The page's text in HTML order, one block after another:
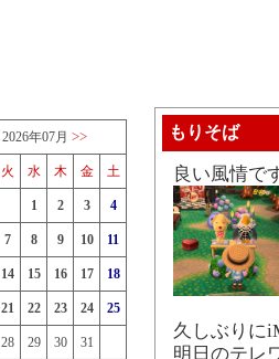
2026年07月 >>
火 水 木 金 土
1 2 3 4
7 8 9 10 11
14 15 16 17 18
21 22 23 24 25
28 29 30 31
もりそば
良い風情で
久しぶりに
明日のテレ